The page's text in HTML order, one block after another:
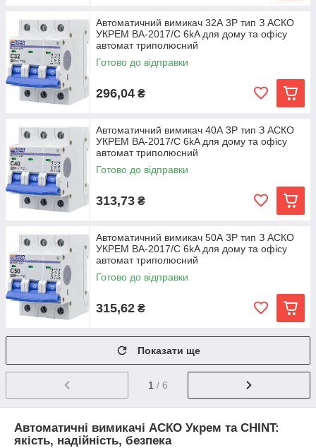
Автоматичний вимикач 32А 3Р тип З АСКО
УКРЕМ ВА-2017/С 6kA для дому та офісу
автомат триполюсний
Готово до відправки
296,04 ₴
Автоматичний вимикач 40А 3Р тип З АСКО
УКРЕМ ВА-2017/С 6kA для дому та офісу
автомат триполюсний
Готово до відправки
313,73 ₴
Автоматичний вимикач 50А 3Р тип З АСКО
УКРЕМ ВА-2017/С 6kA для дому та офісу
автомат триполюсний
Готово до відправки
315,62 ₴
Показати ще
1 / 6
Автоматичні вимикачі АСКО Укрем та CHINT:
якість, надійність, безпека